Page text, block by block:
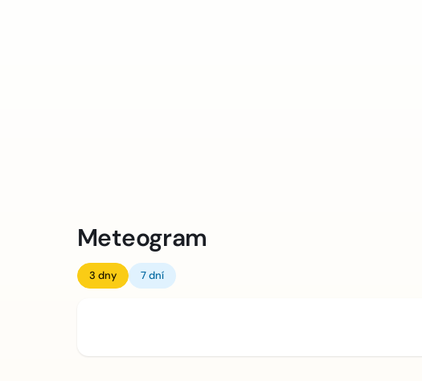
Meteogram
3 dny 7 dní